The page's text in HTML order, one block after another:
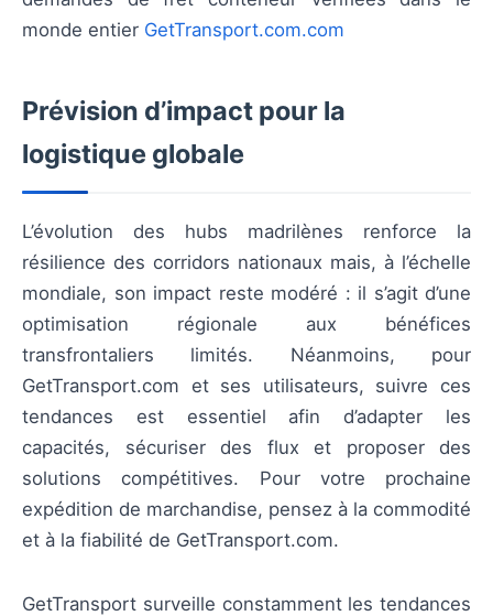
monde entier GetTransport.com.com
Prévision d’impact pour la
logistique globale
L’évolution des hubs madrilènes renforce la
résilience des corridors nationaux mais, à l’échelle
mondiale, son impact reste modéré : il s’agit d’une
optimisation régionale aux bénéfices
transfrontaliers limités. Néanmoins, pour
GetTransport.com et ses utilisateurs, suivre ces
tendances est essentiel afin d’adapter les
capacités, sécuriser des flux et proposer des
solutions compétitives. Pour votre prochaine
expédition de marchandise, pensez à la commodité
et à la fiabilité de GetTransport.com.
GetTransport surveille constamment les tendances